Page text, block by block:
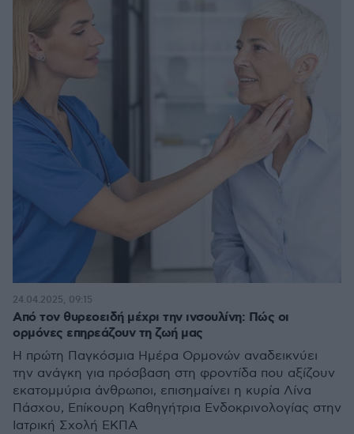
Από τον θυρεοειδή μέχρι την ινσουλίνη: Πώς οι
ορμόνες επηρεάζουν τη ζωή μας
Η πρώτη Παγκόσμια Ημέρα Ορμονών αναδεικνύει
την ανάγκη για πρόσβαση στη φροντίδα που αξίζουν
εκατομμύρια άνθρωποι, επισημαίνει η κυρία Λίνα
Πάσχου, Επίκουρη Καθηγήτρια Ενδοκρινολογίας στην
Ιατρική Σχολή ΕΚΠΑ
24.04.2025, 09:15